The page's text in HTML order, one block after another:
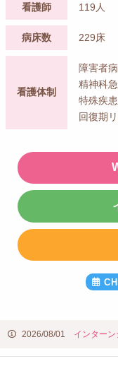
看護師 119人
病床数 229床
看護体制
障害者
精神科
特殊疾
回復期
2026/08/01 インター